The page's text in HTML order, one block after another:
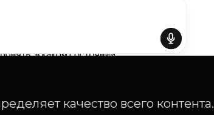
качество всего контента.